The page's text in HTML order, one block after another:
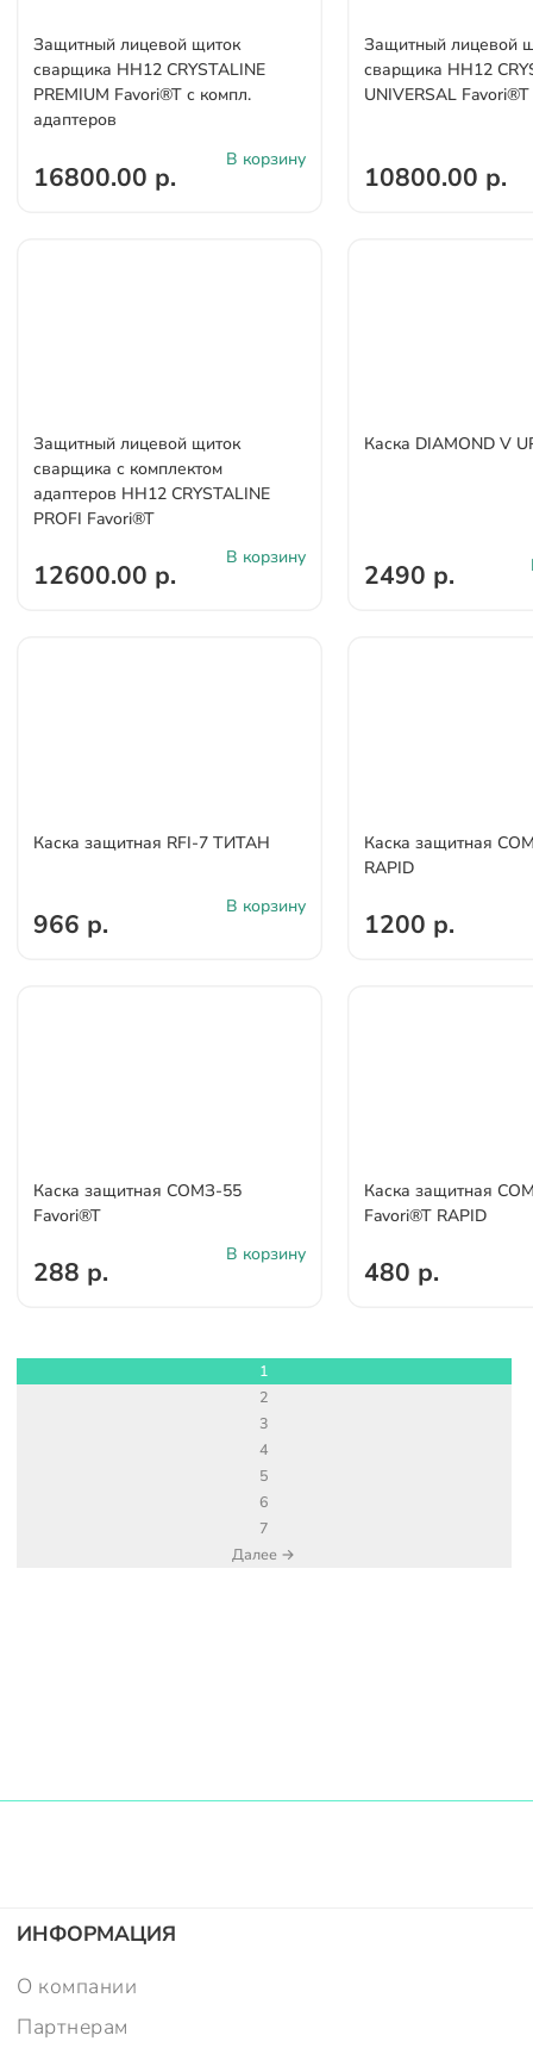
Защитный лицевой щиток
сварщика НН12 CRYSTALINE
PREMIUM Favori®T с компл.
адаптеров
16800.00 р.
В корзину
Защитный лицевой
сварщика НН12
UNIVERSAL Favori®T
10800.00 р.
Защитный лицевой щиток
сварщика с комплектом
адаптеров НН12 CRYSTALINE
PROFI Favori®T
12600.00 р.
В корзину
Каска DIAMOND V
2490 р.
Каска защитная RFI-7 ТИТАН
966 р.
В корзину
Каска защитная
RAPID
1200 р.
Каска защитная СОМЗ-55
Favori®T
288 р.
В корзину
Каска защитная
Favori®T RAPID
480 р.
1
2
3
4
5
6
7
Далее →
ИНФОРМАЦИЯ
О компании
Партнерам